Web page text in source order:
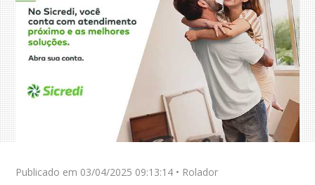
Publicado em 03/04/2025 09:13:14 • Rolador